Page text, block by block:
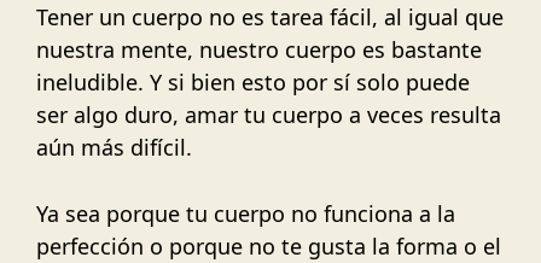
Tener un cuerpo no es tarea fácil, al igual que
nuestra mente, nuestro cuerpo es bastante
ineludible. Y si bien esto por sí solo puede
ser algo duro, amar tu cuerpo a veces resulta
aún más difícil.
Ya sea porque tu cuerpo no funciona a la
perfección o porque no te gusta la forma o el